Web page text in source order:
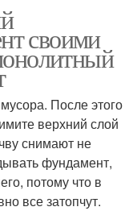
своими
После этого
верхний слой
снимают не
фундамент,
потому что в
все затопчут.